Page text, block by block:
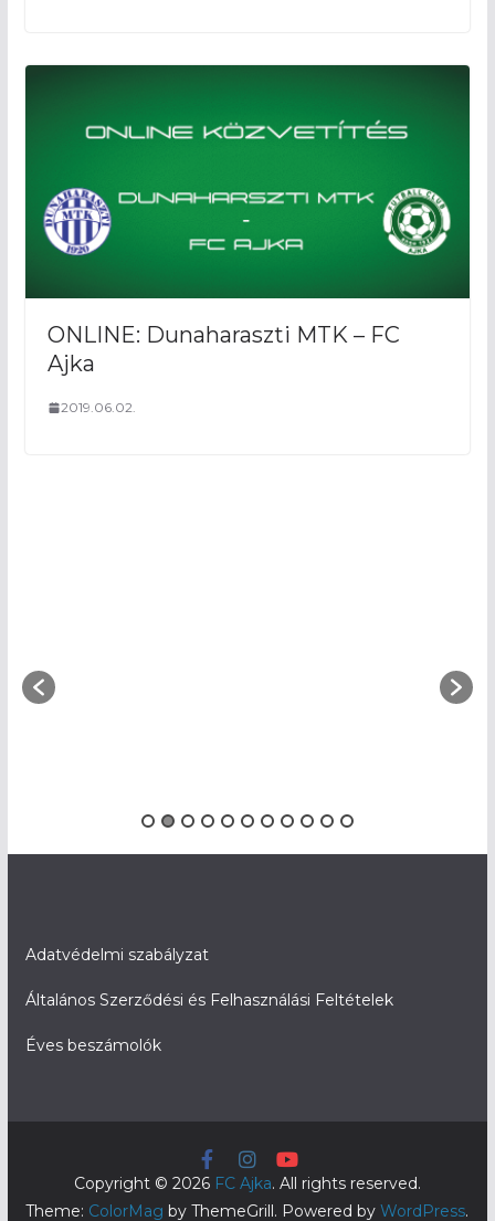
ONLINE: Dunaharaszti MTK – FC
Ajka
2019.06.02.
Adatvédelmi szabályzat
Általános Szerződési és Felhasználási Feltételek
Éves beszámolók
Copyright © 2026 FC Ajka. All rights reserved.
Theme: ColorMag by ThemeGrill. Powered byWordPress.